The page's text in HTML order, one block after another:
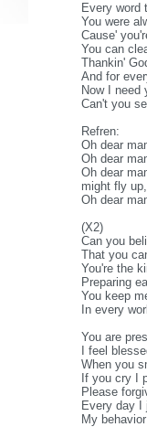
Every word
You were
Cause'
You can
Thankin'
And for
Now I need
Can't you
Refren:
Oh dear
Oh dear
Oh dear
might fly up,
Oh dear
(X2)
Can you
That you
You're the
Preparing
You keep
In every
You are
I feel
When you
If you cry I
Please
Every day I
My